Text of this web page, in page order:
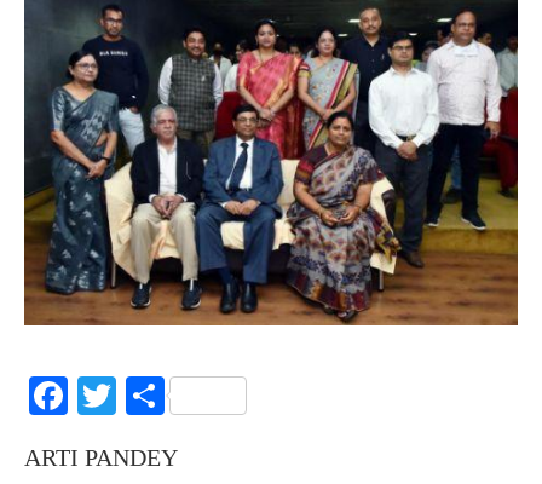
Facebook
Twitter
Share
ARTI PANDEY